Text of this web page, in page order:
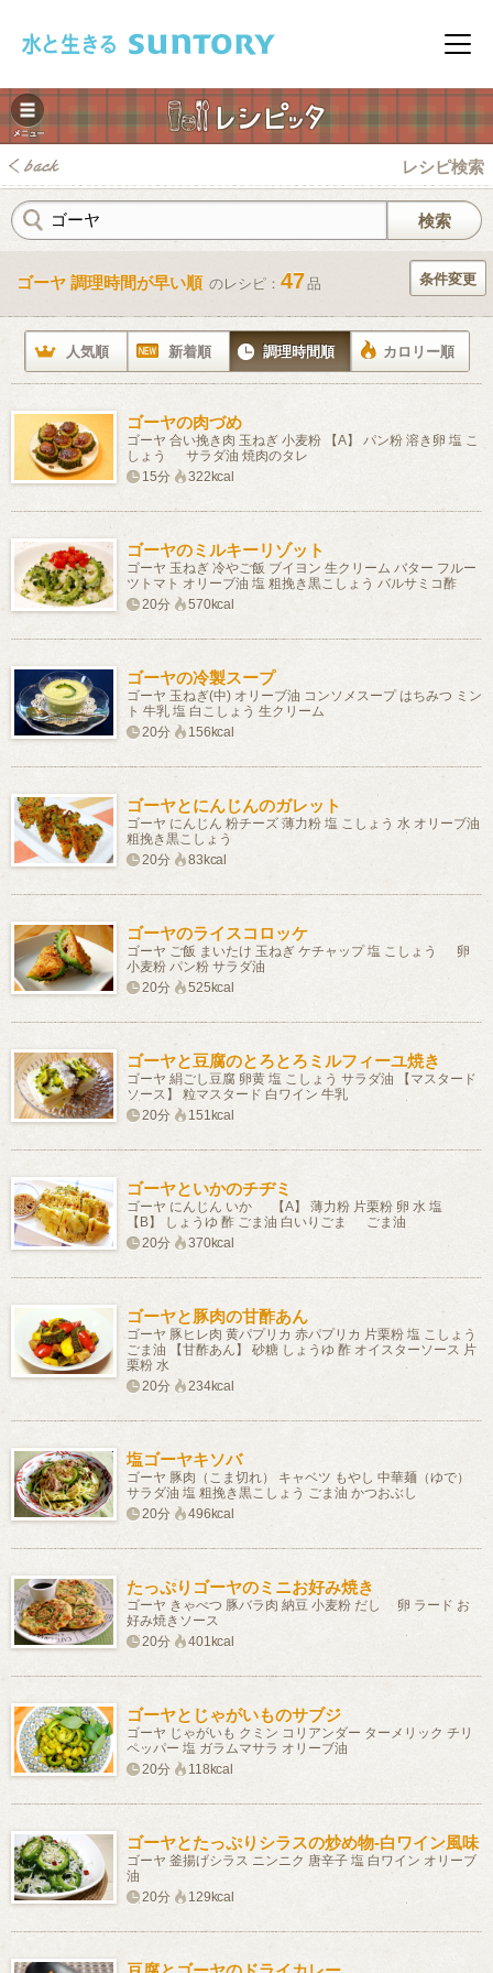
メニ
レシピ検索
ゴーヤ 調理時間が早い順 のレシピ： 47品 条件変更
人気順 新着順 調理時間順 カロリー順
ゴーヤの肉づめ
ゴーヤ 合い挽き肉 玉ねぎ 小麦粉 【A】 パン粉 溶き卵 塩 こ
しょう サラダ油 焼肉のタレ
15分
322kcal
ゴーヤのミルキーリゾット
ゴーヤ 玉ねぎ 冷やご飯 ブイヨン 生クリーム バター フルー
ツトマト オリーブ油 塩 粗挽き黒こしょう バルサミコ酢
20分
570kcal
ゴーヤの冷製スープ
ゴーヤ 玉ねぎ(中) オリーブ油 コンソメスープ はちみつ ミン
ト 牛乳 塩 白こしょう 生クリーム
20分
156kcal
ゴーヤとにんじんのガレット
ゴーヤ にんじん 粉チーズ 薄力粉 塩 こしょう 水 オリーブ油
粗挽き黒こしょう
20分
83kcal
ゴーヤのライスコロッケ
ゴーヤ ご飯 まいたけ 玉ねぎ ケチャップ 塩 こしょう 卵
小麦粉 パン粉 サラダ油
20分
525kcal
ゴーヤと豆腐のとろとろミルフィーユ焼き
ゴーヤ 絹ごし豆腐 卵黄 塩 こしょう サラダ油 【マスタード
ソース】 粒マスタード 白ワイン 牛乳
20分
151kcal
ゴーヤといかのチヂミ
ゴーヤ にんじん いか 【A】 薄力粉 片栗粉 卵 水 塩
【B】 しょうゆ 酢 ごま油 白いりごま ごま油
20分
370kcal
ゴーヤと豚肉の甘酢あん
ゴーヤ 豚ヒレ肉 黄パプリカ 赤パプリカ 片栗粉 塩 こしょう
ごま油 【甘酢あん】 砂糖 しょうゆ 酢 オイスターソース 片
栗粉 水
20分
234kcal
塩ゴーヤキソバ
ゴーヤ 豚肉（こま切れ） キャベツ もやし 中華麺（ゆで）
サラダ油 塩 粗挽き黒こしょう ごま油 かつおぶし
20分
496kcal
たっぷりゴーヤのミニお好み焼き
ゴーヤ きゃべつ 豚バラ肉 納豆 小麦粉 だし 卵 ラード お
好み焼きソース
20分
401kcal
ゴーヤとじゃがいものサブジ
ゴーヤ じゃがいも クミン コリアンダー ターメリック チリ
ペッパー 塩 ガラムマサラ オリーブ油
20分
118kcal
ゴーヤとたっぷりシラスの炒め物‐白ワイン風味
ゴーヤ 釜揚げシラス ニンニク 唐辛子 塩 白ワイン オリーブ
油
20分
129kcal